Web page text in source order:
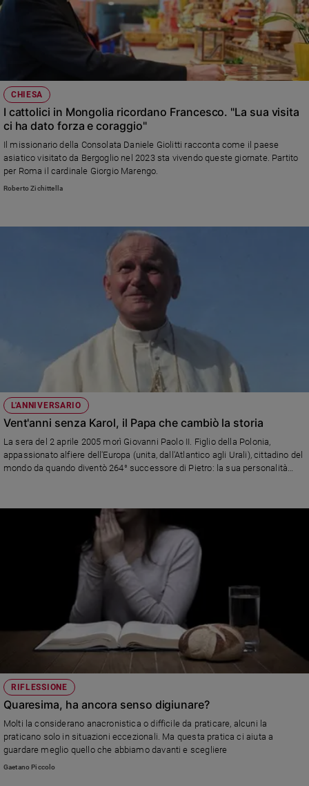
CHIESA
I cattolici in Mongolia ricordano Francesco. "La sua visita
ci ha dato forza e coraggio"
Il missionario della Consolata Daniele Giolitti racconta come il paese
asiatico visitato da Bergoglio nel 2023 sta vivendo queste giornate. Partito
per Roma il cardinale Giorgio Marengo.
Roberto Zichittella
L'ANNIVERSARIO
Vent'anni senza Karol, il Papa che cambiò la storia
La sera del 2 aprile 2005 morì Giovanni Paolo II. Figlio della Polonia,
appassionato alfiere dell'Europa (unita, dall'Atlantico agli Urali), cittadino del
mondo da quando diventò 264° successore di Pietro: la sua personalità
apostolici e 146 visite pastorali.
RIFLESSIONE
Quaresima, ha ancora senso digiunare?
Molti la considerano anacronistica o difficile da praticare, alcuni la
praticano solo in situazioni eccezionali. Ma questa pratica ci aiuta a
guardare meglio quello che abbiamo davanti e scegliere
Gaetano Piccolo